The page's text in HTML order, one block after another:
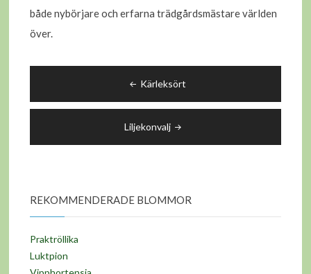
både nybörjare och erfarna trädgårdsmästare världen
över.
Kärleksört
Liljekonvalj
REKOMMENDERADE BLOMMOR
Praktröllika
Luktpion